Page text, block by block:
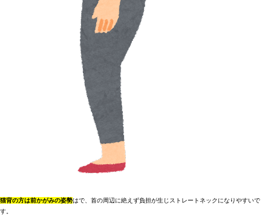
猫背の方は前かがみの姿勢はで、首の周辺に絶えず負担が生じストレートネックになりやすいで
す。